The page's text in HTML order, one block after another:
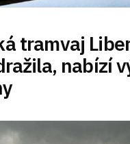
tramvaj
nabízí